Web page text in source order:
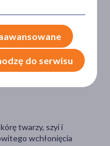
pielęgnację skóry.
efekt
się widocznie
twarzy, szyi i
wchłonięcia
do serwisu